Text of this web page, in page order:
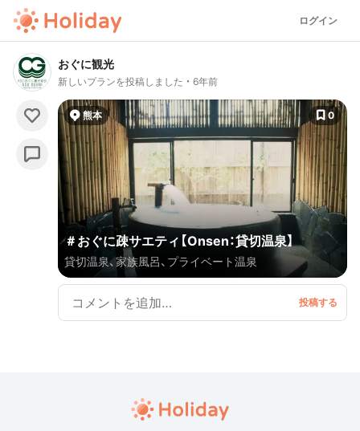
ログイン
おぐに観光
新しいプランを投稿しました 6年前
熊本 0
＃おぐに疎サエティ【Onsen：貸切温泉】
貸切温泉、家族風呂、プライベート温泉